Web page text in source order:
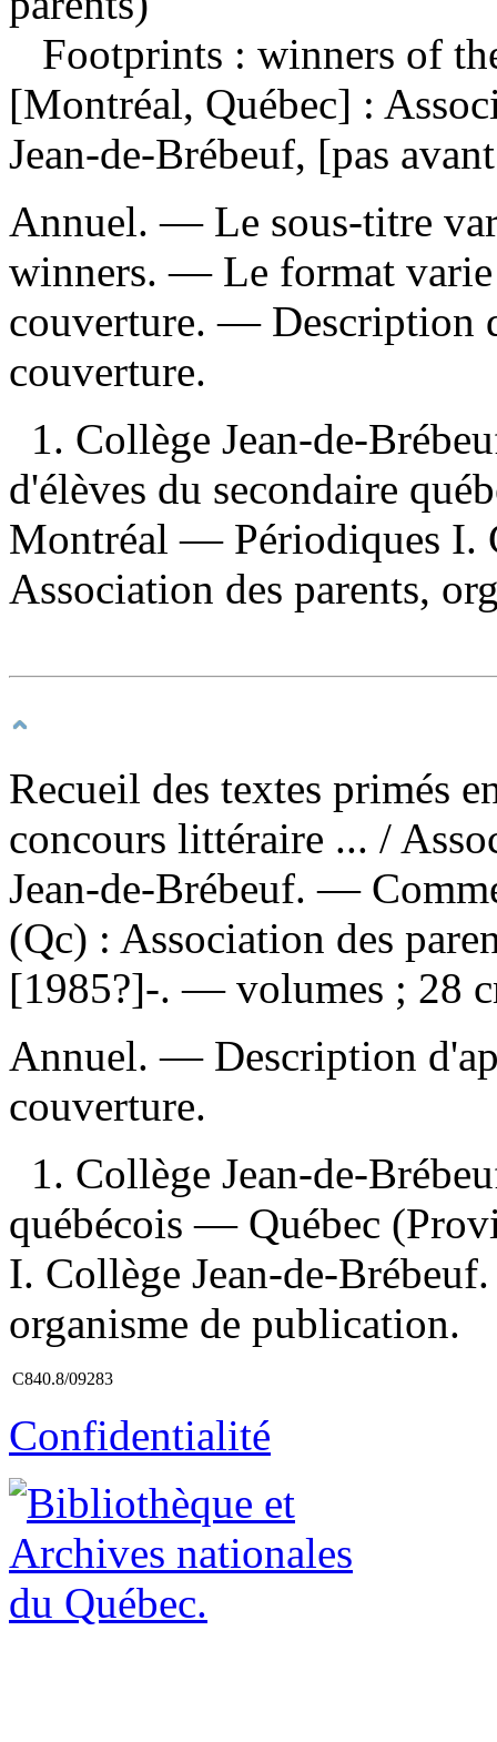
Footprints : winners of
[Montréal, Québec] :
Jean-de-Brébeuf, [pas
Annuel. — Le sous-titre
winners. — Le format
couverture. — Description
couverture.
1. Collège Jean-de-
d'élèves du secondaire
Montréal — Périodiques I.
Association des parents,
Recueil des textes primés
concours littéraire ... /
Jean-de-Brébeuf. —
(Qc) : Association des
[1985?]-. — volumes ; 28
Annuel. — Description
couverture.
1. Collège Jean-de-
québécois — Québec
I. Collège Jean-de-
organisme de publication.
C840.8/09283
Confidentialité